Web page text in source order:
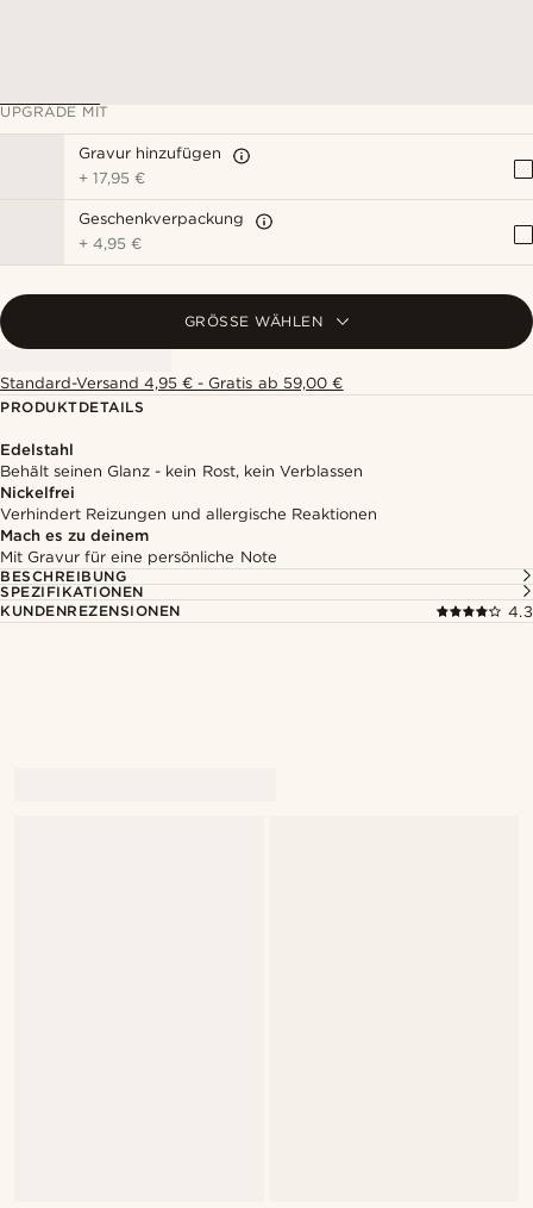
UPGRADE MIT
Gravur hinzufügen
+17,95 €
Geschenkverpackung
+4,95 €
GRÖSSE WÄHLEN
Standard-Versand 4,95 € - Gratis ab 59,00 €
PRODUKTDETAILS
Edelstahl
Behält seinen Glanz - kein Rost, kein Verblassen
Nickelfrei
Verhindert Reizungen und allergische Reaktionen
Mach es zu deinem
Mit Gravur für eine persönliche Note
BESCHREIBUNG
SPEZIFIKATIONEN
KUNDENREZENSIONEN
4.3